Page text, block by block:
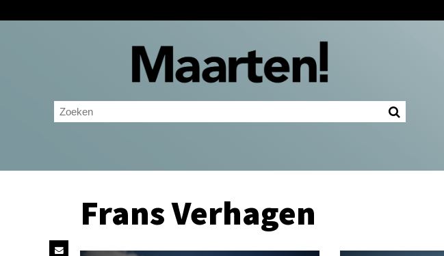
Ingelogd blijven
Frans Verhagen